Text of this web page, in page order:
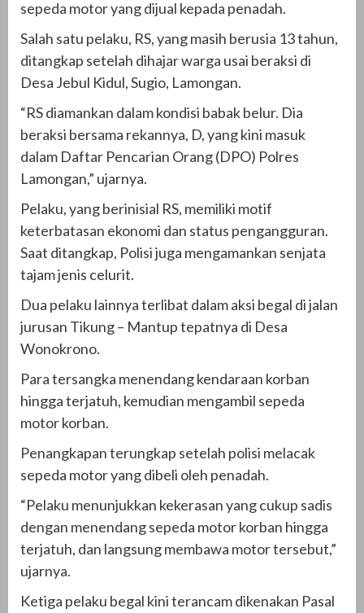
sepeda motor yang dijual kepada penadah.
Salah satu pelaku, RS, yang masih berusia 13 tahun,
ditangkap setelah dihajar warga usai beraksi di
Desa Jebul Kidul, Sugio, Lamongan.
“RS diamankan dalam kondisi babak belur. Dia
beraksi bersama rekannya, D, yang kini masuk
dalam Daftar Pencarian Orang (DPO) Polres
Lamongan,” ujarnya.
Pelaku, yang berinisial RS, memiliki motif
keterbatasan ekonomi dan status pengangguran.
Saat ditangkap, Polisi juga mengamankan senjata
tajam jenis celurit.
Dua pelaku lainnya terlibat dalam aksi begal di jalan
jurusan Tikung – Mantup tepatnya di Desa
Wonokrono.
Para tersangka menendang kendaraan korban
hingga terjatuh, kemudian mengambil sepeda
motor korban.
Penangkapan terungkap setelah polisi melacak
sepeda motor yang dibeli oleh penadah.
“Pelaku menunjukkan kekerasan yang cukup sadis
dengan menendang sepeda motor korban hingga
terjatuh, dan langsung membawa motor tersebut,”
ujarnya.
Ketiga pelaku begal kini terancam dikenakan Pasal